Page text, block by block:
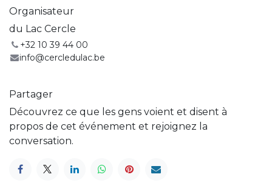
Organisateur
du Lac Cercle
+32 10 39 44 00
info@cercledulac.be
Partager
Découvrez ce que les gens voient et disent à
propos de cet événement et rejoignez la
conversation.